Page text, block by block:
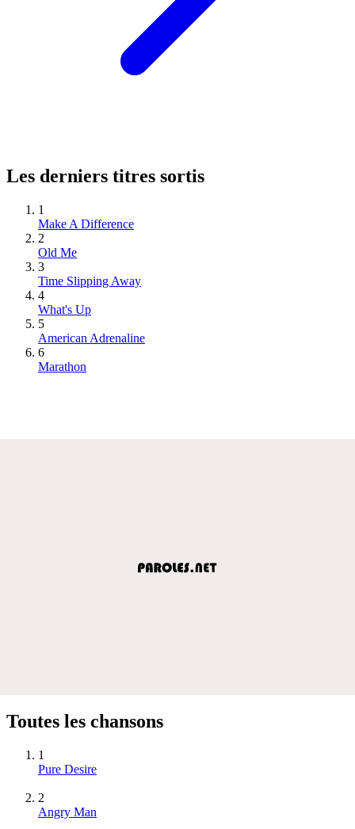
Les derniers titres sortis
1
Make A Difference
2
Old Me
3
Time Slipping Away
4
What's Up
5
American Adrenaline
6
Marathon
Toutes les chansons
1
Pure Desire
2
Angry Man